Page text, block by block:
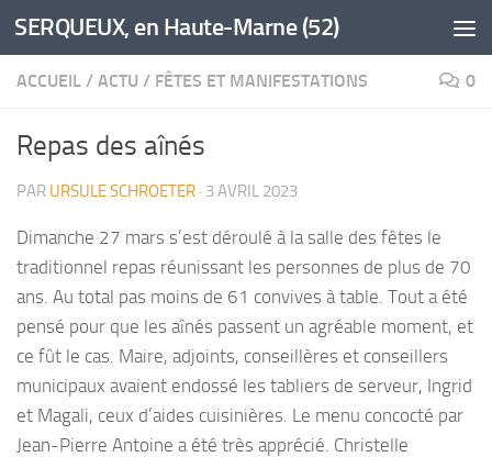
Skip to content
SERQUEUX, en Haute-Marne (52)
ACCUEIL / ACTU / FÊTES ET MANIFESTATIONS 0
Repas des aînés
PAR URSULE SCHROETER · 3 AVRIL 2023
Dimanche 27 mars s’est déroulé à la salle des fêtes le
traditionnel repas réunissant les personnes de plus de 70
ans. Au total pas moins de 61 convives à table. Tout a été
pensé pour que les aînés passent un agréable moment, et
ce fût le cas. Maire, adjoints, conseillères et conseillers
municipaux avaient endossé les tabliers de serveur, Ingrid
et Magali, ceux d’aides cuisinières. Le menu concocté par
Jean-Pierre Antoine a été très apprécié. Christelle